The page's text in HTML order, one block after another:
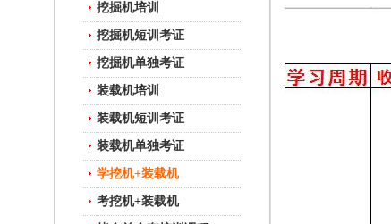
挖掘机培训
挖掘机短训考证
挖掘机单独考证
装载机培训
装载机短训考证
装载机单独考证
学挖机+装载机
考挖机+装载机